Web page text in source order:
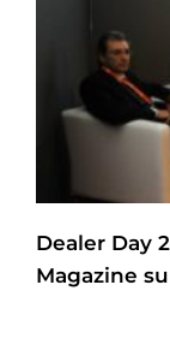
Dealer Day
Magazine